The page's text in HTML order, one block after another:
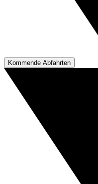
Kommende Abfahrten